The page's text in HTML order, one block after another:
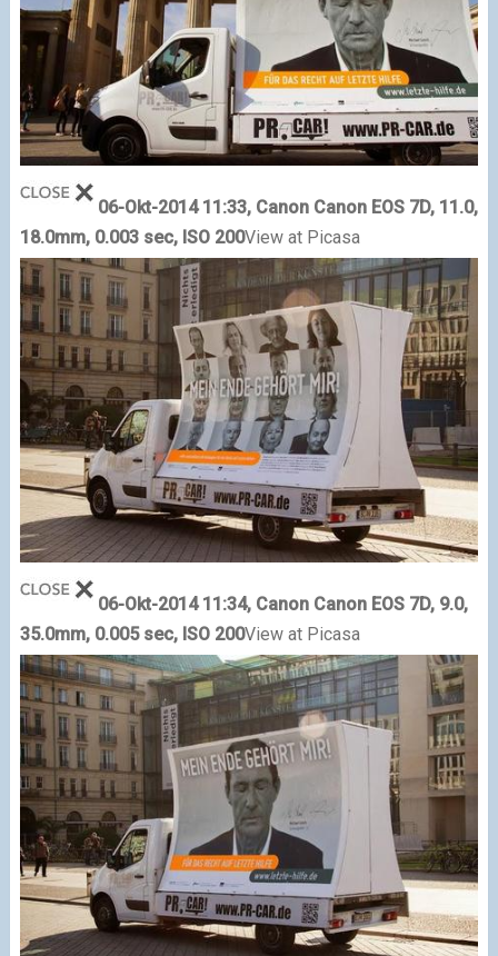
06-Okt-2014 11:33, Canon Canon EOS 7D, 11.0,
18.0mm, 0.003 sec, ISO 200View at Picasa
06-Okt-2014 11:34, Canon Canon EOS 7D, 9.0,
35.0mm, 0.005 sec, ISO 200View at Picasa